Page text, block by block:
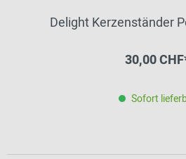
Delight Kerzenständer
30,00
Sofort